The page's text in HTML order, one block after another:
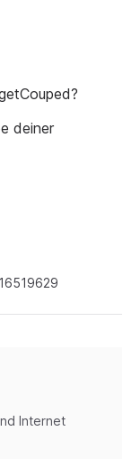
deiner
16519629
Internet